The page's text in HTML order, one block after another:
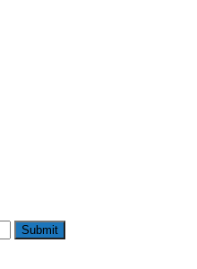
Submit